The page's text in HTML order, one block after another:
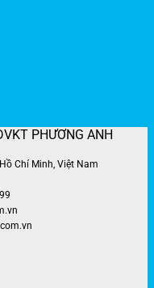
PHƯƠNG ANH
Chí Minh, Việt Nam